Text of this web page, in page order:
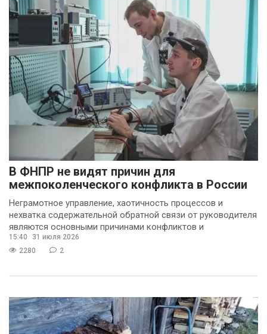
В ФНПР не видят причин для
межпоколенческого конфликта в России
Неграмотное управление, хаотичность процессов и
нехватка содержательной обратной связи от руководителя
являются основными причинами конфликтов и
раздражения в
15:40
31 июля 2026
2280
2